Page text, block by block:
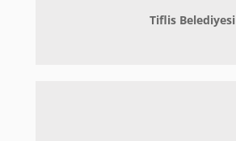
Tiflis Belediyesi